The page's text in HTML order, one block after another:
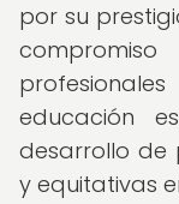
por su
educación
desarrollo de
y equitativas